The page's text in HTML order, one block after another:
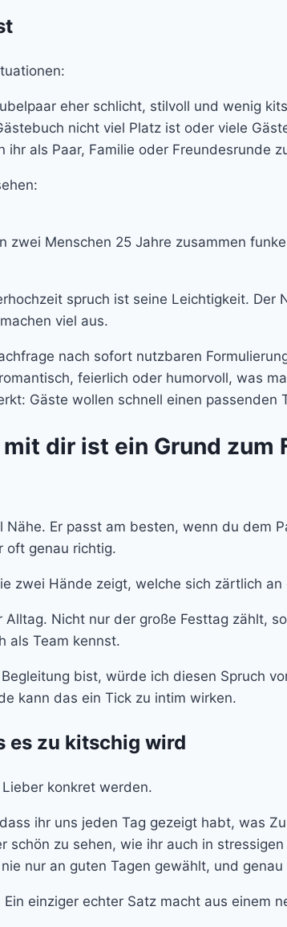
eher schlicht, stilvoll und wenig
nicht viel Platz ist oder viele
ihr als Paar, Familie oder Freundesrunde
zwei Menschen 25 Jahre zusammen
spruch ist seine Leichtigkeit.
viel aus.
nach sofort nutzbaren
feierlich oder humorvoll, was
Gäste wollen schnell einen
dir ist ein Grund
Er passt am besten, wenn du dem
oft genau richtig.
Alltag. Nicht nur der große Festtag zählt,
als Team kennst.
bist, würde ich diesen Spruch
kann das ein Tick zu intim wirken.
es zu kitschig wird
konkret werden.
dass ihr uns jeden Tag gezeigt habt, was
schön zu sehen, wie ihr auch in
nur an guten Tagen gewählt, und
einziger echter Satz macht aus einem